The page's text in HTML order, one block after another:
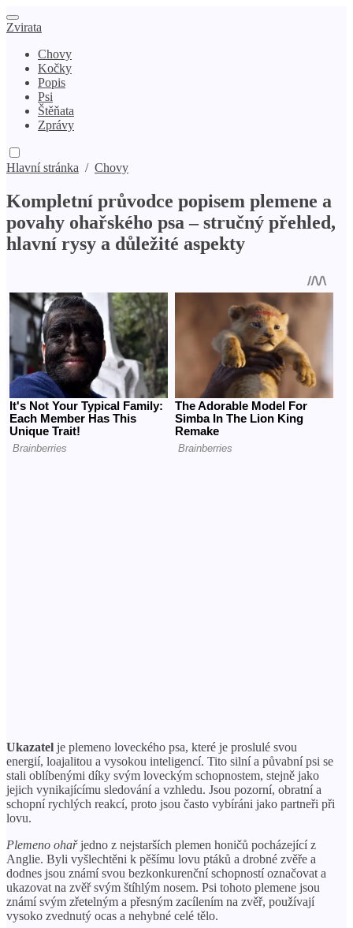
Zvirata
Chovy
Kočky
Popis
Psi
Štěňata
Zprávy
Hlavní stránka / Chovy
Kompletní průvodce popisem plemene a
povahy ohařského psa – stručný přehled,
hlavní rysy a důležité aspekty
Ukazatel je plemeno loveckého psa, které je proslulé svou
energií, loajalitou a vysokou inteligencí. Tito silní a půvabní psi se
stali oblíbenými díky svým loveckým schopnostem, stejně jako
jejich vynikajícímu sledování a vzhledu. Jsou pozorní, obratní a
schopní rychlých reakcí, proto jsou často vybíráni jako partneři při
lovu.
Plemeno ohařjedno z nejstarších plemen honičů pocházející z
Anglie. Byli vyšlechtěni k pěšímu lovu ptáků a drobné zvěře a
dodnes jsou známí svou bezkonkurenční schopností označovat a
ukazovat na zvěř svým štíhlým nosem. Psi tohoto plemene jsou
známí svým zřetelným a přesným zacílením na zvěř, používají
vysoko zvednutý ocas a nehybné celé tělo.